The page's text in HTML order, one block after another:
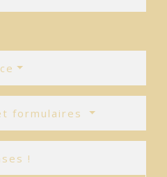
formulaires
!